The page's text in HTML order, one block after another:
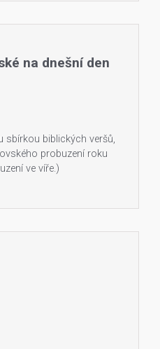
na dnešní den
sbírkou biblických veršů,
probuzení roku
ve víře.)